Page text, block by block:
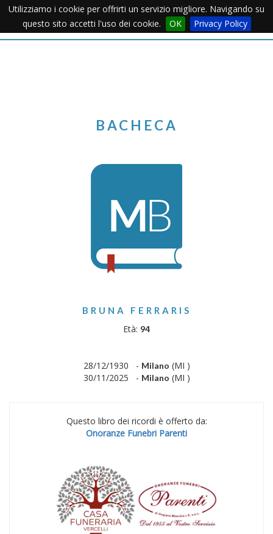
Utilizziamo i cookie per offrirti un servizio migliore. Navigando su
questo sito accetti l'uso dei cookie.
OK Privacy PolicyMenu
BACHECA
BRUNA FERRARIS
Età: 94
28/12/1930 - Milano (MI )
30/11/2025 - Milano (MI )
Questo libro dei ricordi è offerto da:
Onoranze Funebri Parenti